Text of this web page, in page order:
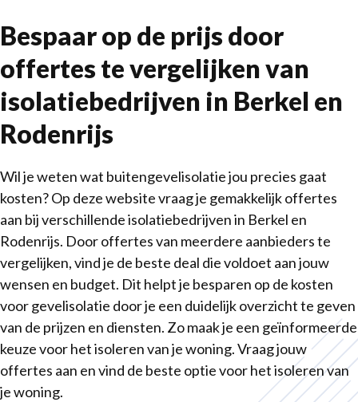
Bespaar op de prijs door
offertes te vergelijken van
isolatiebedrijven in Berkel en
Rodenrijs
Wil je weten wat buitengevelisolatie jou precies gaat
kosten? Op deze website vraag je gemakkelijk offertes
aan bij verschillende isolatiebedrijven in Berkel en
Rodenrijs. Door offertes van meerdere aanbieders te
vergelijken, vind je de beste deal die voldoet aan jouw
wensen en budget. Dit helpt je besparen op de kosten
voor gevelisolatie door je een duidelijk overzicht te geven
van de prijzen en diensten. Zo maak je een geïnformeerde
keuze voor het isoleren van je woning. Vraag jouw
offertes aan en vind de beste optie voor het isoleren van
je woning.